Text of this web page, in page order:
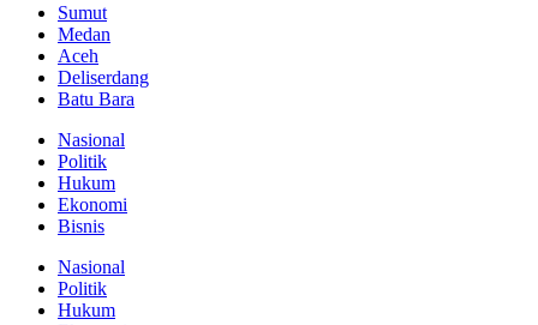
Sumut
Medan
Aceh
Deliserdang
Batu Bara
Nasional
Politik
Hukum
Ekonomi
Bisnis
Nasional
Politik
Hukum